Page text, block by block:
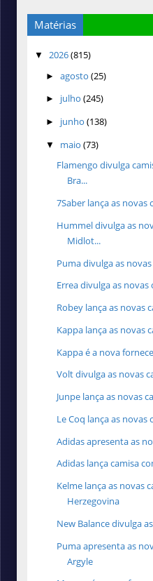
Matérias
▼ 2026(815)
► agosto (25)
► julho (245)
► junho (138)
▼ maio (73)
Flamengo divulga
Bra...
7Saber lança as novas
Hummel divulga as
Midlot...
Puma divulga as
Errea divulga as
Robey lança as novas
Kappa lança as novas
Kappa é a nova
Volt divulga as novas
Junpe lança as novas
Le Coq lança as novas
Adidas apresenta as
Adidas lança camisa
Kelme lança as novas
Herzegovina
New Balance divulga
Puma apresenta as
Argyle